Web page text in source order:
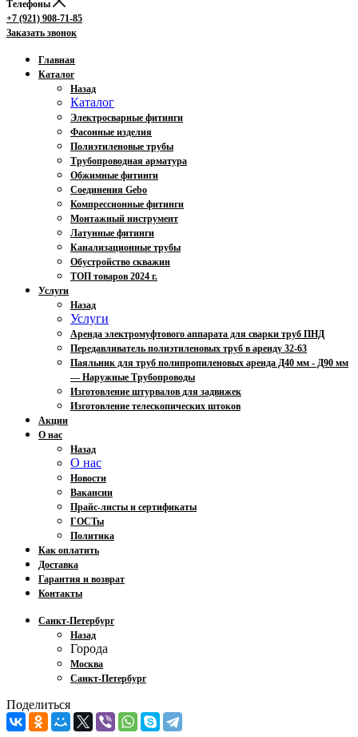
Телефоны
+7 (921) 908-71-85
Заказать звонок
Главная
Каталог
Назад
Каталог
Электросварные фитинги
Фасонные изделия
Полиэтиленовые трубы
Трубопроводная арматура
Обжимные фитинги
Соединения Gebo
Компрессионные фитинги
Монтажный инструмент
Латунные фитинги
Канализационные трубы
Обустройство скважин
ТОП товаров 2024 г.
Услуги
Назад
Услуги
Аренда электромуфтового аппарата для сварки труб ПНД
Передавливатель полиэтиленовых труб в аренду 32-63
Паяльник для труб полипропиленовых аренда Д40 мм - Д90 мм
— Наружные Трубопроводы
Изготовление штурвалов для задвижек
Изготовление телескопических штоков
Акции
О нас
Назад
О нас
Новости
Вакансии
Прайс-листы и сертификаты
ГОСТы
Политика
Как оплатить
Доставка
Гарантия и возврат
Контакты
Санкт-Петербург
Назад
Города
Москва
Санкт-Петербург
Поделиться